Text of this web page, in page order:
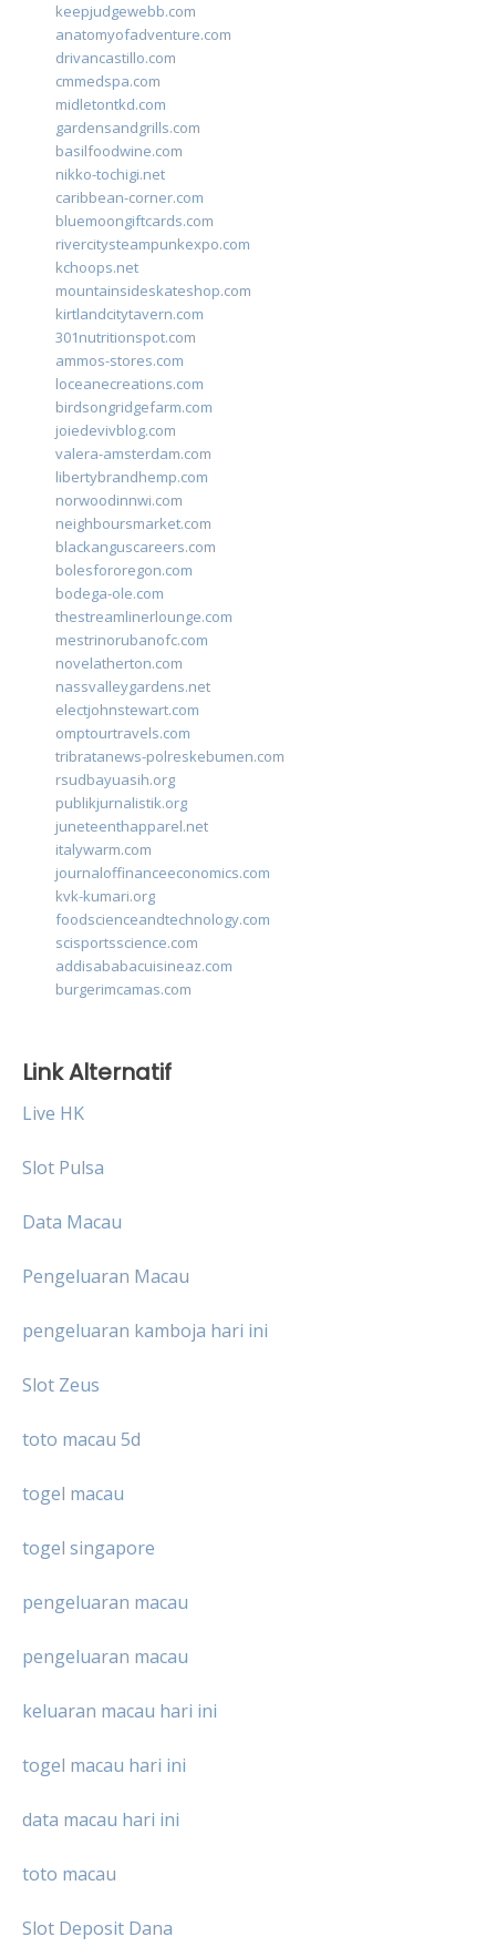
keepjudgewebb.com
anatomyofadventure.com
drivancastillo.com
cmmedspa.com
midletontkd.com
gardensandgrills.com
basilfoodwine.com
nikko-tochigi.net
caribbean-corner.com
bluemoongiftcards.com
rivercitysteampunkexpo.com
kchoops.net
mountainsideskateshop.com
kirtlandcitytavern.com
301nutritionspot.com
ammos-stores.com
loceanecreations.com
birdsongridgefarm.com
joiedevivblog.com
valera-amsterdam.com
libertybrandhemp.com
norwoodinnwi.com
neighboursmarket.com
blackanguscareers.com
bolesfororegon.com
bodega-ole.com
thestreamlinerlounge.com
mestrinorubanofc.com
novelatherton.com
nassvalleygardens.net
electjohnstewart.com
omptourtravels.com
tribratanews-polreskebumen.com
rsudbayuasih.org
publikjurnalistik.org
juneteenthapparel.net
italywarm.com
journaloffinanceeconomics.com
kvk-kumari.org
foodscienceandtechnology.com
scisportsscience.com
addisababacuisineaz.com
burgerimcamas.com
Link Alternatif
Live HK
Slot Pulsa
Data Macau
Pengeluaran Macau
pengeluaran kamboja hari ini
Slot Zeus
toto macau 5d
togel macau
togel singapore
pengeluaran macau
pengeluaran macau
keluaran macau hari ini
togel macau hari ini
data macau hari ini
toto macau
Slot Deposit Dana